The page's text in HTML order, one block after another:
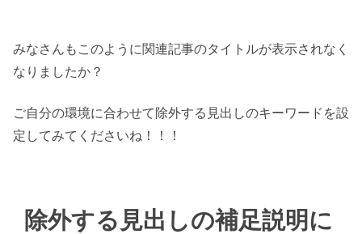
みなさんもこのように関連記事のタイトルが表示されなく
なりましたか？
ご自分の環境に合わせて除外する見出しのキーワードを設
定してみてくださいね！！！
除外する見出しの補足説明に